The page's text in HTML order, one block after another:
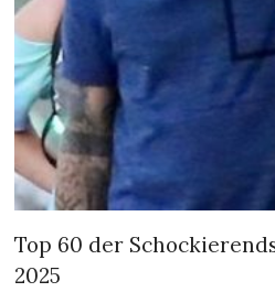
Top 60 der
2025